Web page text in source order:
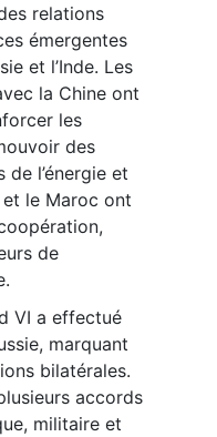
relations
émergentes
et l’Inde. Les
la Chine ont
les
des
l’énergie et
le Maroc ont
de
VI a effectué
marquant
bilatérales.
accords
militaire et